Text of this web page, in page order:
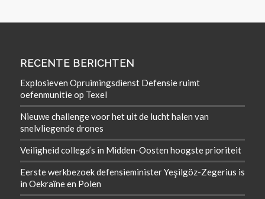
RECENTE BERICHTEN
Explosieven Opruimingsdienst Defensie ruimt
oefenmunitie op Texel
Nieuwe challenge voor het uit de lucht halen van
snelvliegende drones
Veiligheid collega’s in Midden-Oosten hoogste prioriteit
Eerste werkbezoek defensieminister Yeşilgöz-Zegerius is
in Oekraïne en Polen